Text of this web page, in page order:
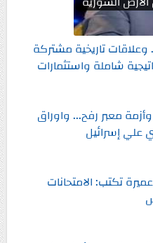
تاريخية مشتركة
شاملة واستثمارات
معبر رفح... واوراق
علي إسرائيل
تكتب: الامتحانات